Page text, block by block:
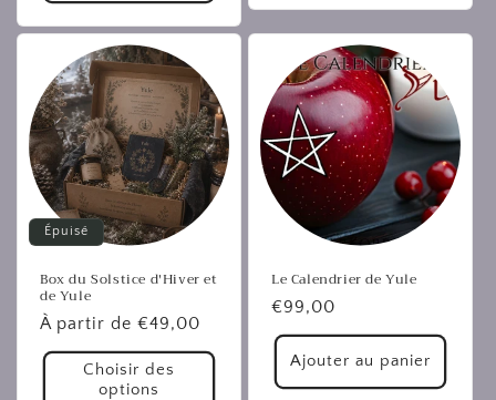
Épuisé
Box du Solstice d'Hiver et
de Yule
Prix
habituel
À partir de €49,00
Choisir des
options
Le Calendrier de Yule
Prix
habituel
€99,00
Ajouter au panier